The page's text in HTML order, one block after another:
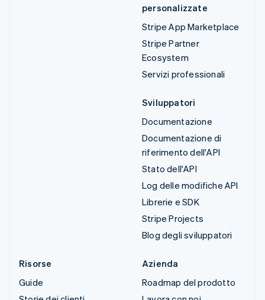
personalizzate
Stripe App Marketplace
Stripe Partner
Ecosystem
Servizi professionali
Sviluppatori
Documentazione
Documentazione di
riferimento dell'API
Stato dell'API
Log delle modifiche API
Librerie e SDK
Stripe Projects
Blog degli sviluppatori
Risorse
Guide
Azienda
Roadmap del prodotto